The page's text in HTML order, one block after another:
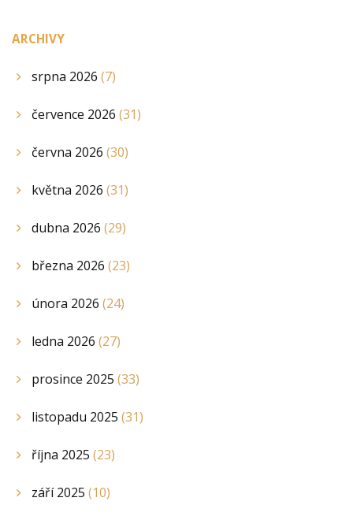
ARCHIVY
srpna 2026 (7)
července 2026 (31)
června 2026 (30)
května 2026 (31)
dubna 2026 (29)
března 2026 (23)
února 2026 (24)
ledna 2026 (27)
prosince 2025 (33)
listopadu 2025 (31)
října 2025 (23)
září 2025 (10)